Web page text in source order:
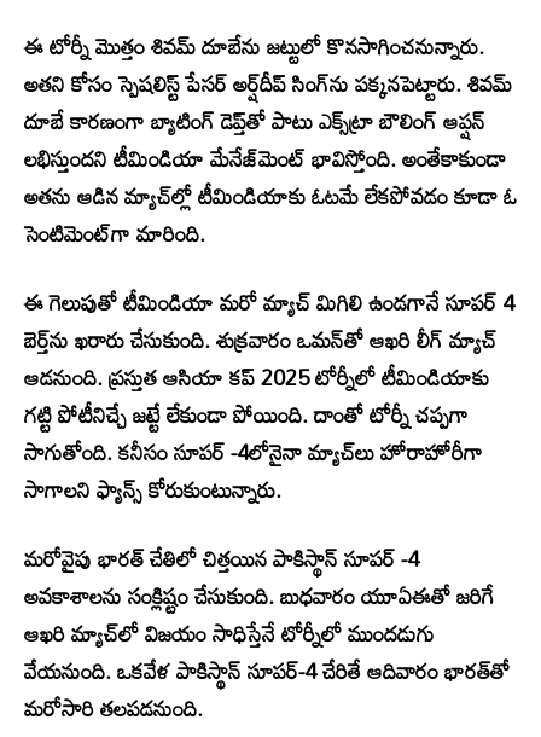
ఈ టోర్నీ మొత్తం శివమ్ దూబేను జట్టులో కొనసాగించనున్నారు.
అతని కోసం స్పెషలిస్ట్ పేసర్ అర్ష్‌దీప్ సింగ్‌ను పక్కనపెట్టారు. శివమ్
దూబే కారణంగా బ్యాటింగ్ డెప్త్‌తో పాటు ఎక్స్‌ట్రా బౌలింగ్ ఆప్షన్
లభిస్తుందని టీమిండియా మేనేజ్‌మెంట్ భావిస్తోంది. అంతేకాకుండా
అతను ఆడిన మ్యాచ్‌ల్లో టీమిండియాకు ఓటమే లేకపోవడం కూడా ఓ
సెంటిమెంట్‌గా మారింది.
ఈ గెలుపుతో టీమిండియా మరో మ్యాచ్ మిగిలి ఉండగానే సూపర్ 4
బెర్త్‌ను ఖరారు చేసుకుంది. శుక్రవారం ఒమన్‌తో ఆఖరి లీగ్ మ్యాచ్
ఆడనుంది. ప్రస్తుత ఆసియా కప్ 2025 టోర్నీలో టీమిండియాకు
గట్టి పోటీనిచ్చే జట్టే లేకుండా పోయింది. దాంతో టోర్నీ చప్పగా
సాగుతోంది. కనీసం సూపర్ -4లోనైనా మ్యాచ్‌లు హోరాహోరీగా
సాగాలని ఫ్యాన్స్ కోరుకుంటున్నారు.
మరోవైపు భారత్ చేతిలో చిత్తయిన పాకిస్థాన్‌ సూపర్ -4
అవకాశాలను సంక్లిష్టం చేసుకుంది. బుధవారం యూఏఈతో జరిగే
ఆఖరి మ్యాచ్‌లో విజయం సాధిస్తేనే టోర్నీలో ముందడుగు
వేయనుంది. ఒకవేళ పాకిస్థాన్ సూపర్-4 చేరితే ఆదివారం భారత్‌తో
మరోసారి తలపడనుంది.